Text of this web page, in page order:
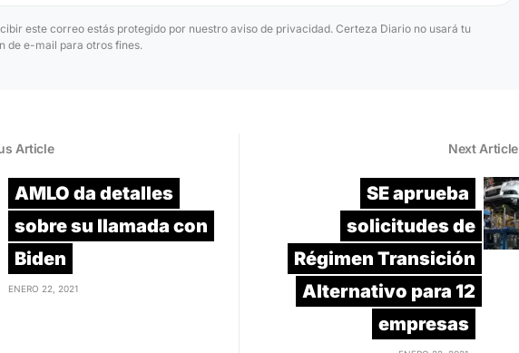
este correo estás protegido por nuestro aviso de privacidad. Certeza Diario no usará tu
de e-mail para otros fines.
Article
AMLO da detalles
sobre su llamada con
Biden
ENERO 22, 2021
Next Article
SE aprueba
solicitudes de
Régimen Transición
Alternativo para 12
empresas